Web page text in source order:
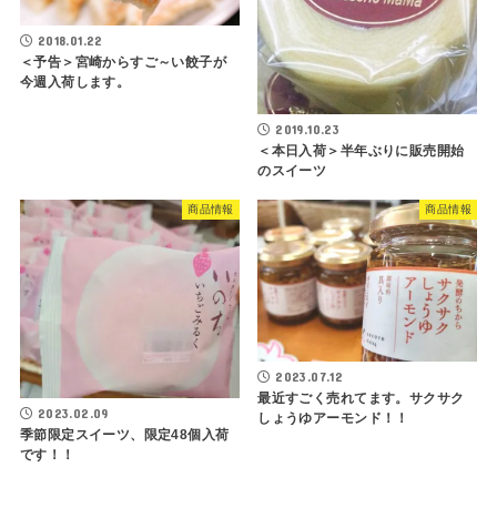
2018.01.22
＜予告＞宮崎からすご～い餃子が
今週入荷します。
2019.10.23
＜本日入荷＞半年ぶりに販売開始
のスイーツ
商品情報
2023.02.09
季節限定スイーツ、限定48個入荷
です！！
商品情報
2023.07.12
最近すごく売れてます。サクサク
しょうゆアーモンド！！